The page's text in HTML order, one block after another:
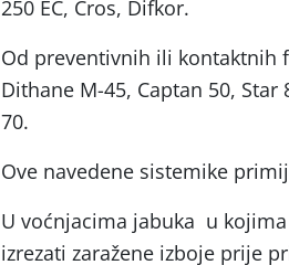
250 EC, Cros, Difkor.
Od preventivnih ili
Dithane M-45, Captan 50,
70.
Ove navedene sistemike
U voćnjacima jabuka u
izrezati zaražene izboje prije